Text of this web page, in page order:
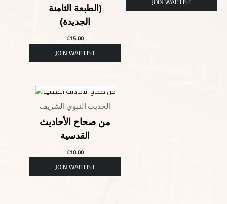
(الطبعة الثامنة
الجديدة)
£15.00
الحديث النبوي الشريف
من صحاح الأحاديث
القدسية
£10.00